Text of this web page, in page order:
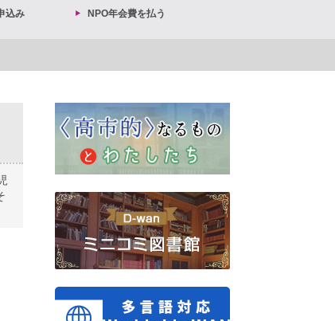
込み NPO年会費を払う
議文 ◆女性差別撤廃条約実現アクション 亀永能布子